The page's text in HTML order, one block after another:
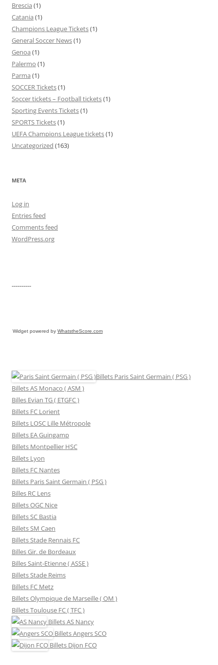
Brescia (1)
Catania (1)
Champions League Tickets(1)
General Soccer News(1)
Genoa (1)
Palermo (1)
Parma (1)
SOCCER Tickets(1)
Soccer tickets – Football tickets(1)
Sporting Events Tickets(1)
SPORTS Tickets(1)
UEFA Champions League tickets(1)
Uncategorized (163)
META
Log in
Entries feed
Comments feed
WordPress.org
----------
Widget powered by WhatstheScore.com
Billets Paris Saint Germain ( PSG )
Billets AS Monaco ( ASM )
Billes Evian TG ( ETGFC )
Billets FC Lorient
Billets LOSC Lille Métropole
Billets EA Guingamp
Billets Montpellier HSC
Billets Lyon
Billets FC Nantes
Billets Paris Saint Germain ( PSG )
Billes RC Lens
Billets OGC Nice
Billets SC Bastia
Billets SM Caen
Billets Stade Rennais FC
Billes Gir. de Bordeaux
Billes Saint-Etienne ( ASSE )
Billets Stade Reims
Billets FC Metz
Billets Olympique de Marseille ( OM )
Billets Toulouse FC ( TFC )
BilletsAS Nancy
BilletsAngers SCO
Billets Dijon FCO